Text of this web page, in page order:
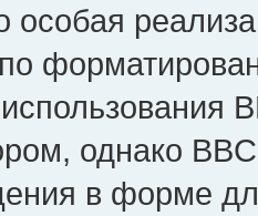
особая
однако
в форме